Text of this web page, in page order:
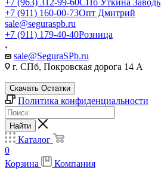
+7 (963) 312-99-60СПб Уткина Заводь
+7 (911) 160-00-73Опт Дмитрий
sale@seguraspb.ru
+7 (911) 179-40-40Розница
sale@SeguraSPb.ru
г. СПб, Покровская дорога 14 А
Скачать Остатки
Политика конфиденциальности
Найти
Каталог
0
Корзина
Компания